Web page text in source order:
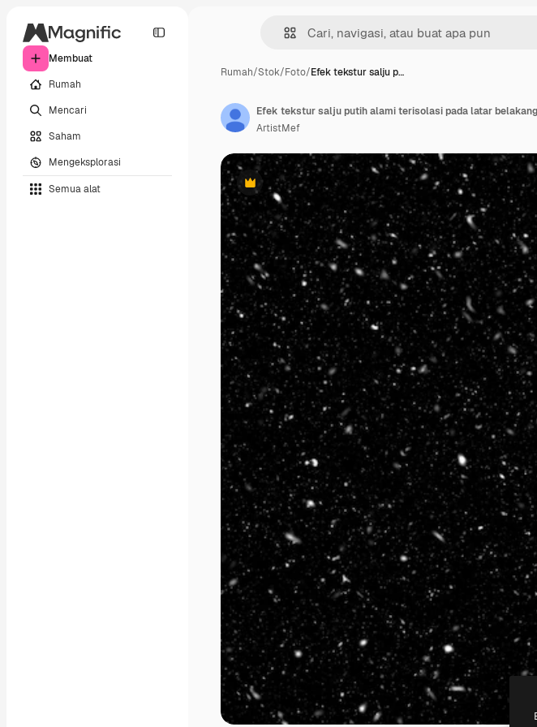
Membuat
Rumah
Mencari
Saham
Mengeksplorasi
Semua alat
Rumah/Stok/Foto/Efek tekstur salju p…
Premium
Efek tekstur salju putih alami terisolasi pada latar
ArtistMef